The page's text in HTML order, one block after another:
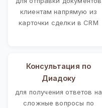
клиентам напрямую из
карточки сделки в CRM
Консультация по
Диадоку
для получения ответов на
сложные вопросы по